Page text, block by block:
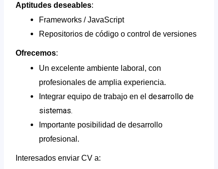
Aptitudes deseables:
Frameworks / JavaScript
Repositorios de código o control de versiones
Ofrecemos:
Un excelente ambiente laboral, con
profesionales de amplia experiencia.
Integrar equipo de trabajo en eldesarrollo de
sistemas.
Importante posibilidad de desarrollo
profesional.
Interesados enviar CV a: